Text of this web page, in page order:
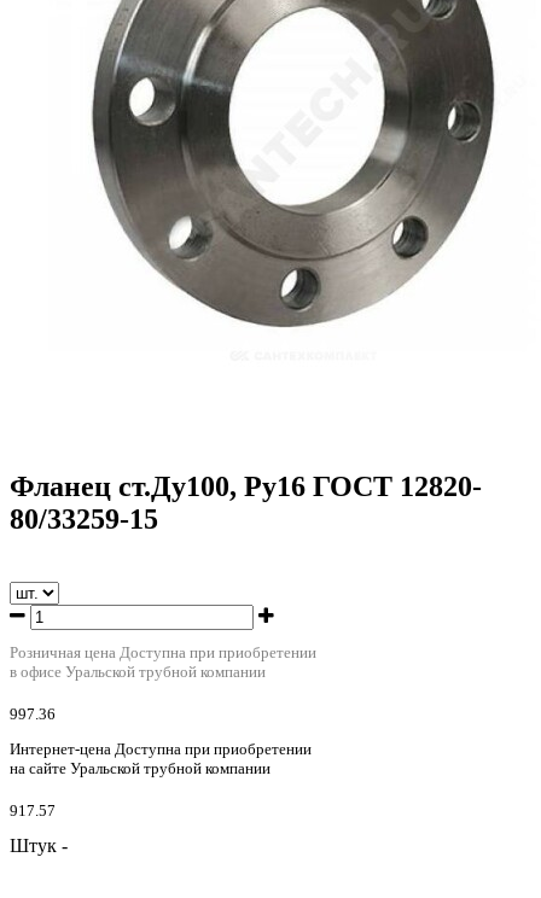
Фланец ст.Ду100, Ру16 ГОСТ 12820-
80/33259-15
Розничная цена Доступна при приобретении
в офисе Уральской трубной компании
997.36
Интернет-цена Доступна при приобретении
на сайте Уральской трубной компании
917.57
Штук -